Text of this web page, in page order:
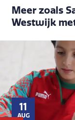
Meer zoals
Westwijk
11
AUG